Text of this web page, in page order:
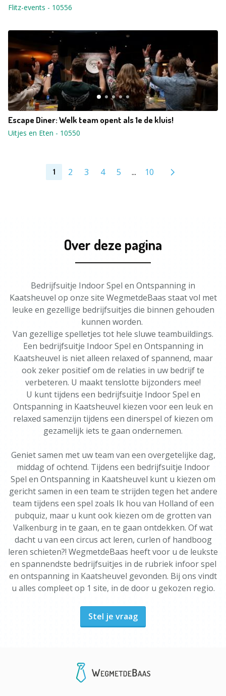
Flitz-events - 10556
Escape Diner: Welk team opent als 1e de kluis!
Uitjes en Eten - 10550
1 2 3 4 5 ... 10
Over deze pagina
Bedrijfsuitje Indoor Spel en Ontspanning in
Kaatsheuvel op onze site WegmetdeBaas staat vol met
leuke en gezellige bedrijfsuitjes die binnen gehouden
kunnen worden.
Van gezellige spelletjes tot hele sluwe teambuildings.
Een bedrijfsuitje Indoor Spel en Ontspanning in
Kaatsheuvel is niet alleen relaxed of spannend, maar
ook zeker positief om de relaties in uw bedrijf te
verbeteren. U maakt tenslotte bijzonders mee!
U kunt tijdens een bedrijfsuitje Indoor Spel en
Ontspanning in Kaatsheuvel kiezen voor een leuk en
relaxed samenzijn tijdens een dinerspel of kiezen om
gezamelijk iets te gaan ondernemen.
Geniet samen met uw team van een overgetelijke dag,
middag of ochtend. Tijdens een bedrijfsuitje Indoor
Spel en Ontspanning in Kaatsheuvel kunt u kiezen om
gericht samen in een team te strijden tegen het andere
team tijdens een spel zoals Ik hou van Holland of een
pubquiz, maar u kunt ook kiezen om de grotten van
Valkenburg in te gaan, en te gaan ontdekken. Of wat
dacht u van een circus act leren, curlen of handboog
leren schieten?! WegmetdeBaas heeft voor u de leukste
en spannendste bedrijfsuitjes in de rubriek infoor spel
en ontspanning in Kaatsheuvel gevonden. Bij ons vindt
u alles compleet op 1 site, in de door u gekozen regio.
Stel je vraag